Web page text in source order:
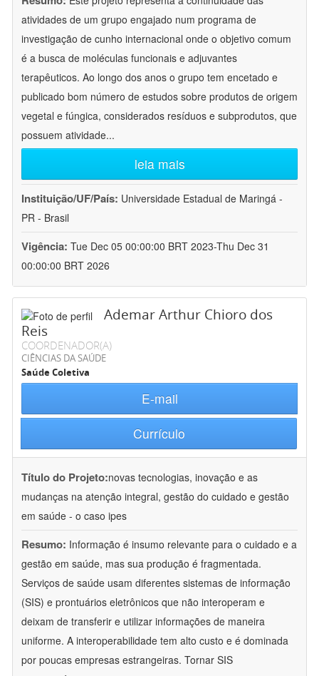
atividades de um grupo engajado num programa de
investigação de cunho internacional onde o objetivo comum
é a busca de moléculas funcionais e adjuvantes
terapêuticos. Ao longo dos anos o grupo tem encetado e
publicado bom número de estudos sobre produtos de origem
vegetal e fúngica, considerados resíduos e subprodutos, que
possuem atividade...
leia mais
Instituição/UF/País: Universidade Estadual de Maringá -
PR - Brasil
Vigência: Tue Dec 05 00:00:00 BRT 2023-Thu Dec 31
00:00:00 BRT 2026
Ademar Arthur Chioro dos
Reis
COORDENADOR(A)
CIÊNCIAS DA SAÚDE
Saúde Coletiva
E-mail
Currículo
Título do Projeto:novas tecnologias, inovação e as
mudanças na atenção integral, gestão do cuidado e gestão
em saúde - o caso ipes
Resumo: Informação é insumo relevante para o cuidado e a
gestão em saúde, mas sua produção é fragmentada.
Serviços de saúde usam diferentes sistemas de informação
(SIS) e prontuários eletrônicos que não interoperam e
deixam de transferir e utilizar informações de maneira
uniforme. A interoperabilidade tem alto custo e é dominada
por poucas empresas estrangeiras. Tornar SIS